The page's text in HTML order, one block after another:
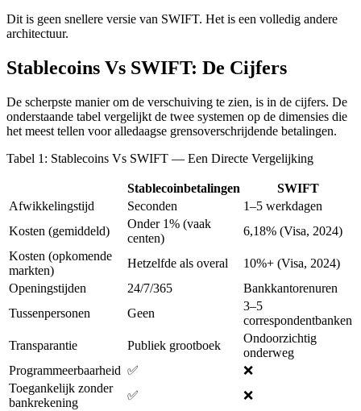
Dit is geen snellere versie van SWIFT. Het is een volledig andere
architectuur.
Stablecoins Vs SWIFT: De Cijfers
De scherpste manier om de verschuiving te zien, is in de cijfers. De
onderstaande tabel vergelijkt de twee systemen op de dimensies die
het meest tellen voor alledaagse grensoverschrijdende betalingen.
Tabel 1: Stablecoins Vs SWIFT — Een Directe Vergelijking
Stablecoinbetalingen
SWIFT
Afwikkelingstijd
Seconden
1–5 werkdagen
Kosten (gemiddeld)
Onder 1% (vaak
centen)
6,18% (Visa, 2024)
Kosten (opkomende
markten)
Hetzelfde als overal
10%+ (Visa, 2024)
Openingstijden
24/7/365
Bankkantorenuren
Tussenpersonen
Geen
3–5
correspondentbanken
Transparantie
Publiek grootboek
Ondoorzichtig
onderweg
Programmeerbaarheid ✅
❌
Toegankelijk zonder
bankrekening
✅ ❌